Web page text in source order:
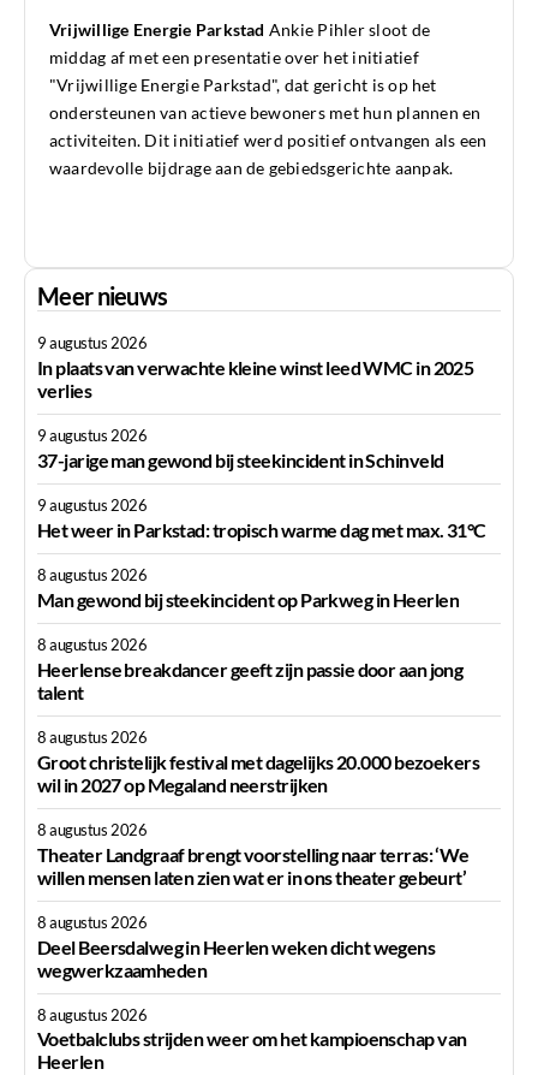
Vrijwillige Energie Parkstad Ankie Pihler sloot de
middag af met een presentatie over het initiatief
"Vrijwillige Energie Parkstad", dat gericht is op het
ondersteunen van actieve bewoners met hun plannen en
activiteiten. Dit initiatief werd positief ontvangen als een
waardevolle bijdrage aan de gebiedsgerichte aanpak.
Meer nieuws
9 augustus 2026
In plaats van verwachte kleine winst leed WMC in 2025
verlies
9 augustus 2026
37-jarige man gewond bij steekincident in Schinveld
9 augustus 2026
Het weer in Parkstad: tropisch warme dag met max. 31°C
8 augustus 2026
Man gewond bij steekincident op Parkweg in Heerlen
8 augustus 2026
Heerlense breakdancer geeft zijn passie door aan jong
talent
8 augustus 2026
Groot christelijk festival met dagelijks 20.000 bezoekers
wil in 2027 op Megaland neerstrijken
8 augustus 2026
Theater Landgraaf brengt voorstelling naar terras: ‘We
willen mensen laten zien wat er in ons theater gebeurt’
8 augustus 2026
Deel Beersdalweg in Heerlen weken dicht wegens
wegwerkzaamheden
8 augustus 2026
Voetbalclubs strijden weer om het kampioenschap van
Heerlen